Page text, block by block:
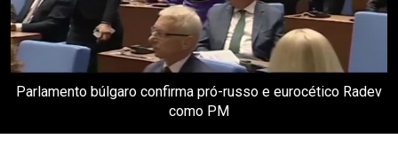
Parlamento búlgaro confirma pró-russo e eurocético Radev
como PM